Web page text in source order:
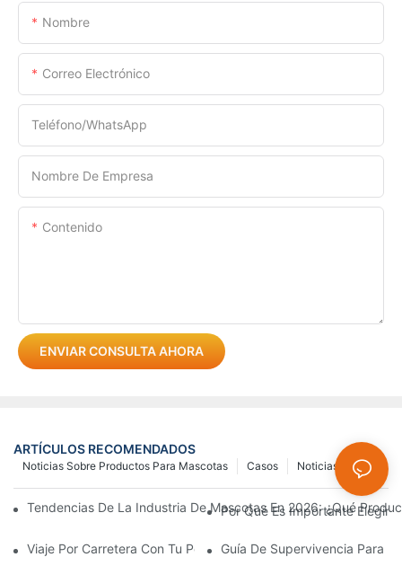
Nombre
Correo Electrónico
Teléfono/WhatsApp
Nombre De Empresa
Contenido
ENVIAR CONSULTA AHORA
ARTÍCULOS RECOMENDADOS
Noticias
Casos
Noticias Sobre Productos Para Mascotas
Tendencias De La Industria De Mascotas En 2026: ¿Qué
Por Qué Es Importante Elegir
Viaje Por Carretera Con Tu Perro: 9 Artículos Esenciales Que
Guía De Supervivencia Para